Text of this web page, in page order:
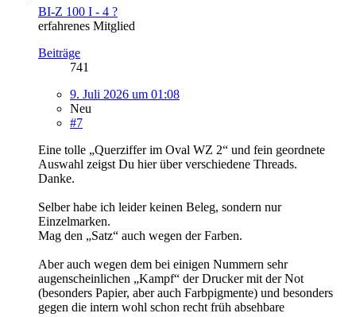
BI-Z 100 I - 4 ?
erfahrenes Mitglied
Beiträge
741
9. Juli 2026 um 01:08
Neu
#7
Eine tolle „Querziffer im Oval WZ 2“ und fein geordnete
Auswahl zeigst Du hier über verschiedene Threads.
Danke.
Selber habe ich leider keinen Beleg, sondern nur
Einzelmarken.
Mag den „Satz“ auch wegen der Farben.
Aber auch wegen dem bei einigen Nummern sehr
augenscheinlichen „Kampf“ der Drucker mit der Not
(besonders Papier, aber auch Farbpigmente) und besonders
gegen die intern wohl schon recht früh absehbare